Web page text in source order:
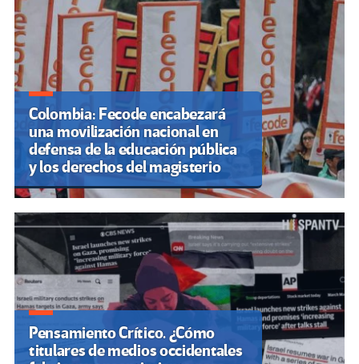
Colombia: Fecode encabezará
una movilización nacional en
defensa de la educación pública
y los derechos del magisterio
Pensamiento Crítico. ¿Cómo
titulares de medios occidentales